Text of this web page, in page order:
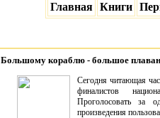
Главная Книги
Большому кораблю - большое
Сегодня читающая
финалистов
Проголосовать за
произведения